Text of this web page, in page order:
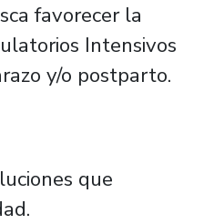
favorecer la
Intensivos
y/o postparto.
que